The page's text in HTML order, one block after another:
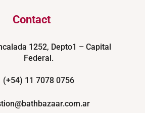
Contact
1252, Depto1 – Capital
Federal.
(+54) 11 7078 0756